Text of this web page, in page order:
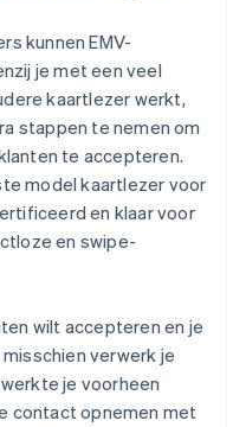
kunnen EMV-
je met een veel
kaartlezer werkt,
stappen te nemen om
te accepteren.
model kaartlezer voor
en klaar voor
en swipe-
wilt accepteren en je
verwerk je
je voorheen
contact opnemen met